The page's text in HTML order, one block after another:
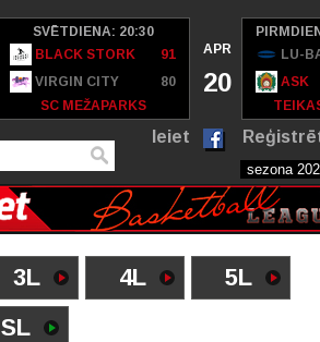
SVĒTDIENA: 20:30
BLACK STORK
91
VIRGIN CITY
80
SC MEŽAPARKS
APR
20
LU-
ASK
Ieiet
3L 4L
5L
SL